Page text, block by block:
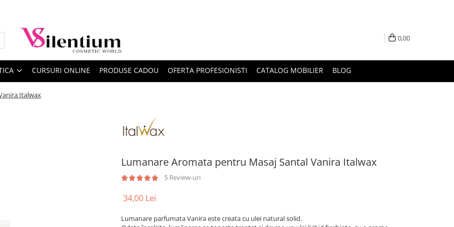
0,00
CURSURI ONLINE PRODUSE CADOU OFERTA PROFESIONISTI CATALOG MOBILIER BLOG
Italwax
Lumanare Aromata pentru Masaj Santal Vanira Italwax
5 Review-uri
34,00 Lei
Lumanare parfumata Vanira este creata cu ulei natural solid.